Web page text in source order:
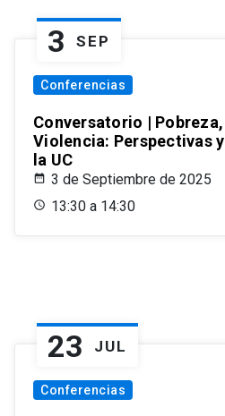
3 SEP
Conferencias
Conversatorio |
Violencia: Perspectivas
la UC
3 de Septiembre de 2025
13:30 a 14:30
23 JUL
Conferencias